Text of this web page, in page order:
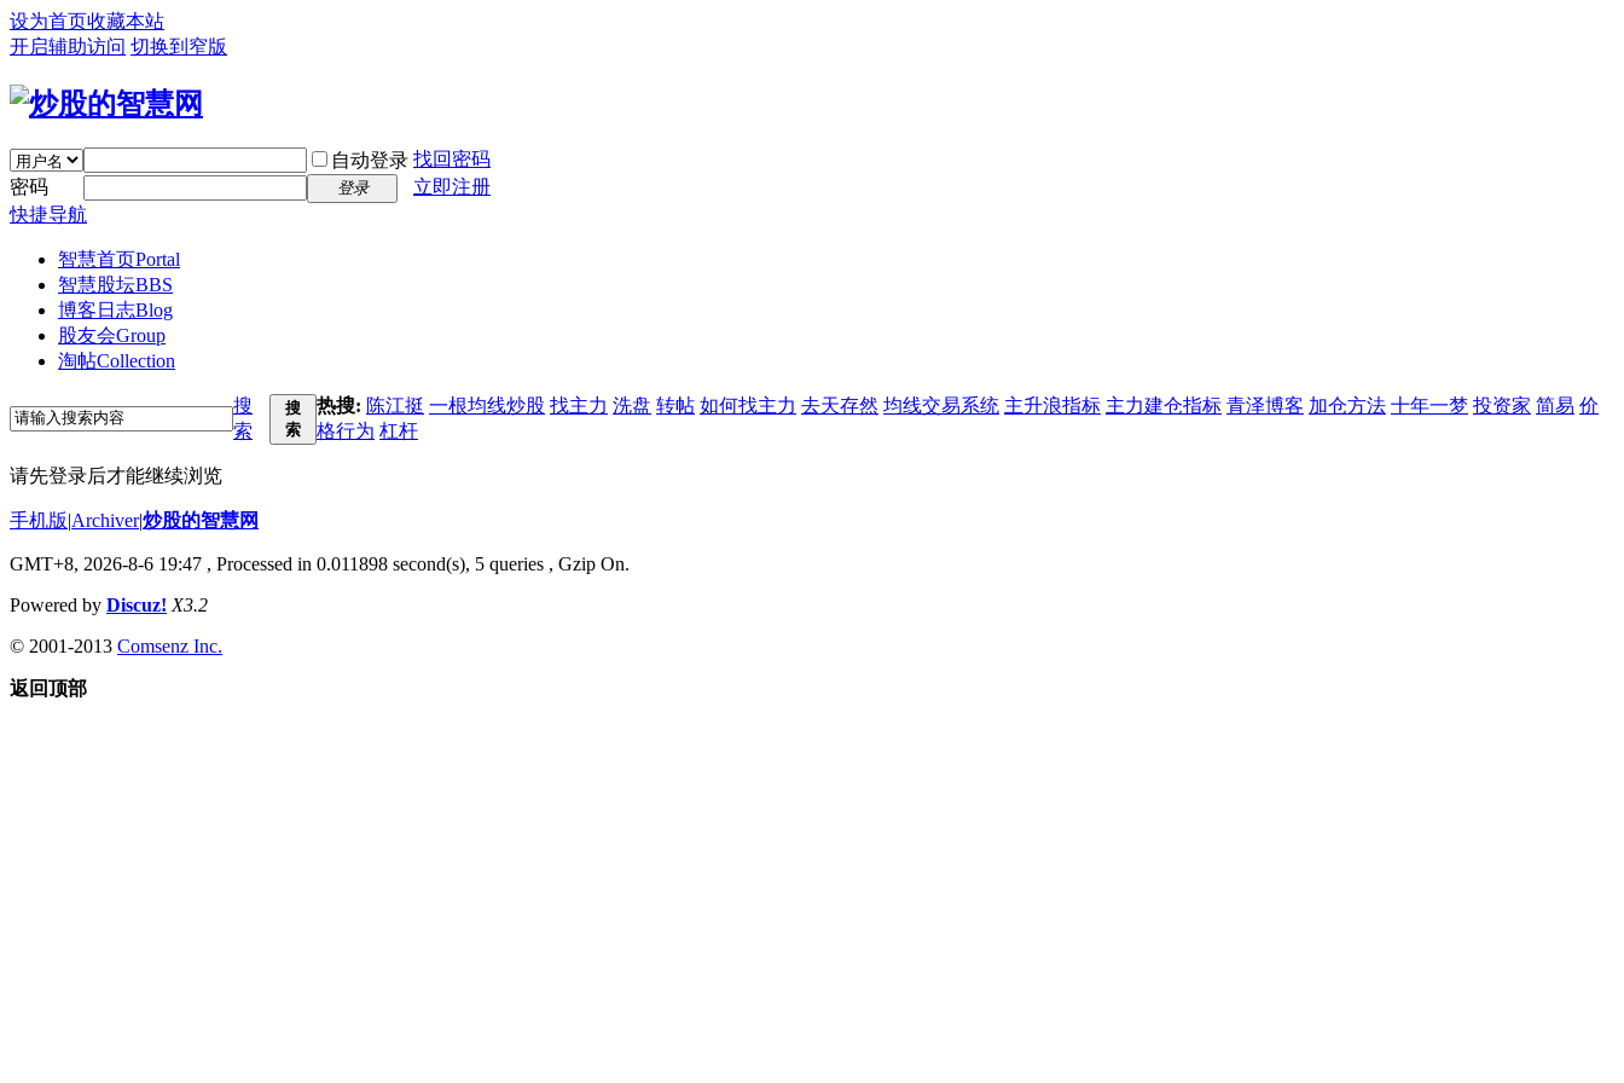
设为首页收藏本站
开启辅助访问 切换到窄版
自动登录 找回密码
密码
登录
立即注册
快捷导航
智慧首页Portal
智慧股坛BBS
博客日志Blog
股友会Group
淘帖Collection
搜
索
搜
索
热搜: 陈江挺 一根均线炒股 找主力 洗盘 转帖 如何找主力 去天存然 均线交易系统 主升浪指标 主力建仓指标 青泽博客 加仓方法 十年一梦 投资家 简易 价
格行为 杠杆
请先登录后才能继续浏览
手机版|Archiver|炒股的智慧网
GMT+8, 2026-8-6 19:47 , Processed in 0.011898 second(s), 5 queries , Gzip On.
Powered by Discuz! X3.2
© 2001-2013 Comsenz Inc.
返回顶部